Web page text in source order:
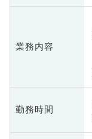
業務内容
勤務時間